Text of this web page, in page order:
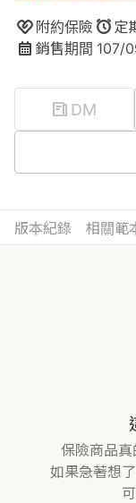
附約保險 定
銷售期間 107/
DM
版本紀錄 相關範
保險商品真
如果急著想